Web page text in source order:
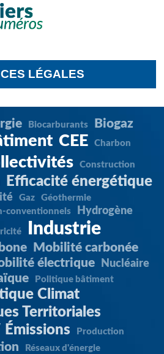
LÉGALES
Biocarburants
Biogaz
CEE Charbon
Construction
Efficacité énergétique
Gaz
Géothermie
conventionnels
Hydrogène
Industrie
Mobilité carbonée
électrique Nucléaire
Politique bâtiment
Climat
Territoriales
Production
Réseaux d'énergie